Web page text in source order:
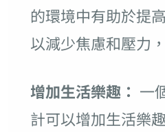
的環境中有助於提
以減少焦慮和壓力
增加生活樂趣： 一
計可以增加生活樂